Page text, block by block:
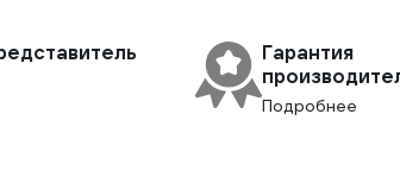
Гарантия
Подробнее